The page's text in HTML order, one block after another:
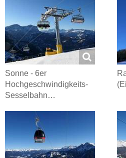
Sonne - 6er
Hochgeschwindigkeits-
Sesselbahn…